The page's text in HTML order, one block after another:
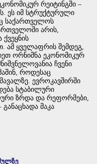
რეიტინგში –
ეს იმ სტრუქტურული
საქართველოს
არის,
ამ ყველაფრის შემდეგ,
ორნიშნა ეკონომიკურ
ჩვენი
როდესაც
ევროკავშირში
სტაბილური
ზრდა და რეფორმები,
მაკა